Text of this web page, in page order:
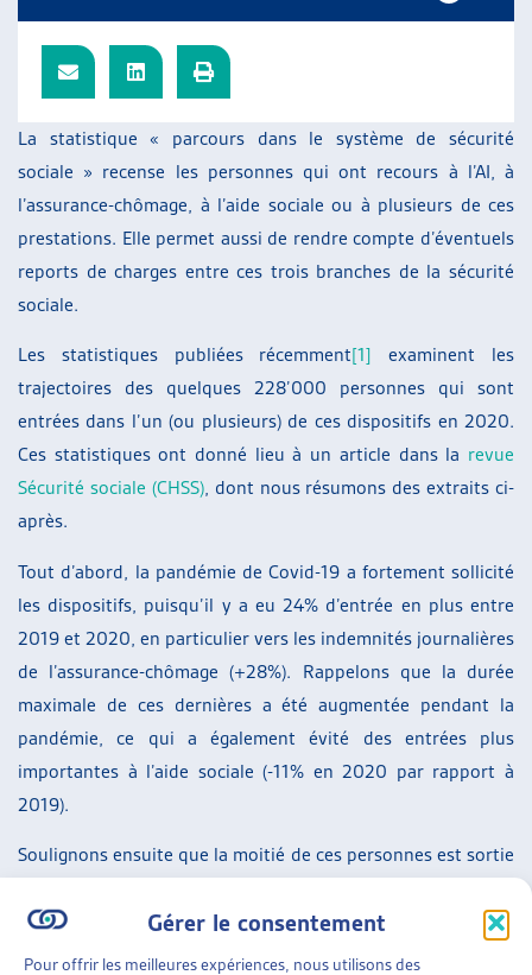
Gérer le consentement
Pour offrir les meilleures expériences, nous utilisons des
PROJETS ET ACTIVITÉS
JOURNÉES D’AUTOMNE
La statistique « parcours dans le système de sécurité
sociale » recense les personnes qui ont recours à l’AI, à
l’assurance-chômage, à l’aide sociale ou à plusieurs de ces
prestations. Elle permet aussi de rendre compte d’éventuels
reports de charges entre ces trois branches de la sécurité
sociale.
Les statistiques publiées récemment[1] examinent les
trajectoires des quelques 228’000 personnes qui sont
entrées dans l’un (ou plusieurs) de ces dispositifs en 2020.
Ces statistiques ont donné lieu à un article dans la revue
Sécurité sociale (CHSS), dont nous résumons des extraits ci-
après.
Tout d’abord, la pandémie de Covid-19 a fortement sollicité
les dispositifs, puisqu’il y a eu 24% d’entrée en plus entre
2019 et 2020, en particulier vers les indemnités journalières
de l’assurance-chômage (+28%). Rappelons que la durée
maximale de ces dernières a été augmentée pendant la
pandémie, ce qui a également évité des entrées plus
importantes à l’aide sociale (-11% en 2020 par rapport à
2019).
Soulignons ensuite que la moitié de ces personnes est sortie
et que 66% ne percevaient plus aucune prestation deux ans
après leur entrée. En majorité, il est perçu une prestation